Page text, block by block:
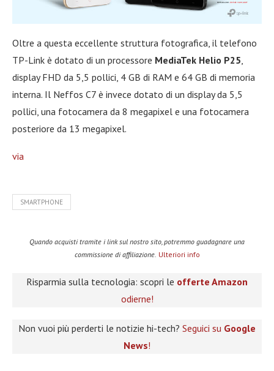
Oltre a questa eccellente struttura fotografica, il telefono
TP-Link è dotato di un processore MediaTek Helio P25,
display FHD da 5,5 pollici, 4 GB di RAM e 64 GB di memoria
interna. Il Neffos C7 è invece dotato di un display da 5,5
pollici, una fotocamera da 8 megapixel e una fotocamera
posteriore da 13 megapixel.
via
SMARTPHONE
Quando acquisti tramite i link sul nostro sito, potremmo guadagnare una
commissione di affiliazione. Ulteriori info
Risparmia sulla tecnologia: scopri le offerte Amazon
odierne!
Non vuoi più perderti le notizie hi-tech? Seguici su Google
News!